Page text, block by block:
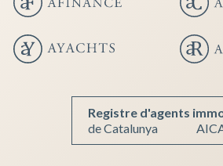
Registre d'agents
de Catalunya